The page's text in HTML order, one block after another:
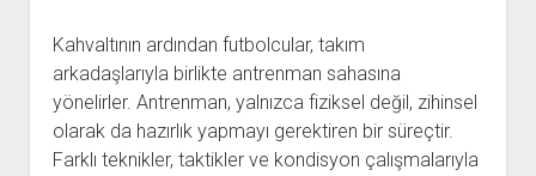
Kahvaltının ardından futbolcular, takım
arkadaşlarıyla birlikte antrenman sahasına
yönelirler. Antrenman, yalnızca fiziksel değil, zihinsel
olarak da hazırlık yapmayı gerektiren bir süreçtir.
Farklı teknikler, taktikler ve kondisyon çalışmalarıyla